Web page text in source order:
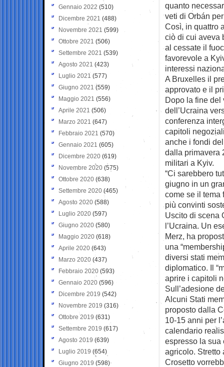
quanto
veti di Orbán
Così, in quattro
ciò di cui aveva
al cessate il
favorevole a
interessi
A Bruxelles il
approvato e il
Dopo la fine del
dell’Ucraina
conferenza
capitoli
anche i fondi
dalla primavera
militari a Kyiv.
“Ci sarebbero
giugno in un
come se il tema
più convinti
Uscito di scena
l’Ucraina. Un
Merz, ha
una
diversi stati
diplomatico. Il
aprire i capitoli
Sull’adesione
Alcuni Stati
proposto dalla
10-15 anni per
calendario
espresso la sua
agricolo. Stretto
Crosetto
Gennaio 2022 (510)
Dicembre 2021 (488)
Novembre 2021 (599)
Ottobre 2021 (506)
Settembre 2021 (539)
Agosto 2021 (423)
Luglio 2021 (577)
Giugno 2021(559)
Maggio 2021 (556)
Aprile 2021 (506)
Marzo 2021 (647)
Febbraio 2021 (570)
Gennaio 2021 (605)
Dicembre 2020 (619)
Novembre 2020 (575)
Ottobre 2020 (638)
Settembre 2020(465)
Agosto 2020 (588)
Luglio 2020 (597)
Giugno 2020 (580)
Maggio 2020 (618)
Aprile 2020 (643)
Marzo 2020 (437)
Febbraio 2020 (593)
Gennaio 2020 (596)
Dicembre 2019 (542)
Novembre 2019 (316)
Ottobre 2019 (631)
Settembre 2019 (617)
Agosto 2019 (639)
Luglio 2019 (654)
Giugno 2019 (598)